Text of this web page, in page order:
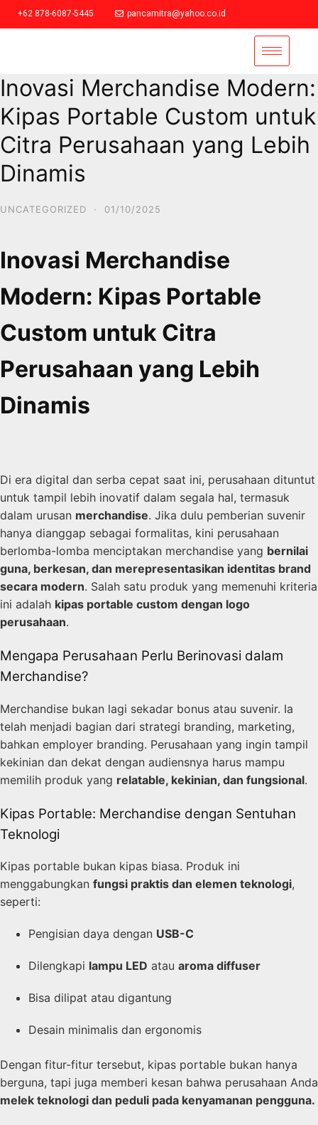
+62 878-6087-5445 pancamitra@yahoo.co.id
Inovasi Merchandise Modern:
Kipas Portable Custom untuk
Citra Perusahaan yang Lebih
Dinamis
UNCATEGORIZED · 01/10/2025
Inovasi Merchandise
Modern: Kipas Portable
Custom untuk Citra
Perusahaan yang Lebih
Dinamis
Di era digital dan serba cepat saat ini, perusahaan dituntut
untuk tampil lebih inovatif dalam segala hal, termasuk
dalam urusan merchandise. Jika dulu pemberian suvenir
hanya dianggap sebagai formalitas, kini perusahaan
berlomba-lomba menciptakan merchandise yang bernilai
guna, berkesan, dan merepresentasikan identitas brand
secara modern. Salah satu produk yang memenuhi kriteria
ini adalah kipas portable custom dengan logo
perusahaan.
Mengapa Perusahaan Perlu Berinovasi dalam
Merchandise?
Merchandise bukan lagi sekadar bonus atau suvenir. Ia
telah menjadi bagian dari strategi branding, marketing,
bahkan employer branding. Perusahaan yang ingin tampil
kekinian dan dekat dengan audiensnya harus mampu
memilih produk yang relatable, kekinian, dan fungsional.
Kipas Portable: Merchandise dengan Sentuhan
Teknologi
Kipas portable bukan kipas biasa. Produk ini
menggabungkan fungsi praktis dan elemen teknologi,
seperti:
Pengisian daya dengan USB-C
Dilengkapi lampu LED atau aroma diffuser
Bisa dilipat atau digantung
Desain minimalis dan ergonomis
Dengan fitur-fitur tersebut, kipas portable bukan hanya
berguna, tapi juga memberi kesan bahwa perusahaan Anda
melek teknologi dan peduli pada kenyamanan pengguna.